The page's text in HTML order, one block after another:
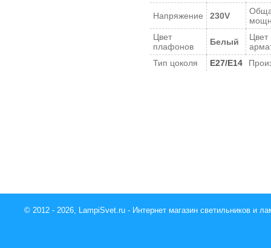
Напряжение 230V
Цвет
плафонов
Белый
Цвет
Тип цоколя
E27/E14
© 2012 - 2026, LampiSvet.ru - Интернет магазин светильников и